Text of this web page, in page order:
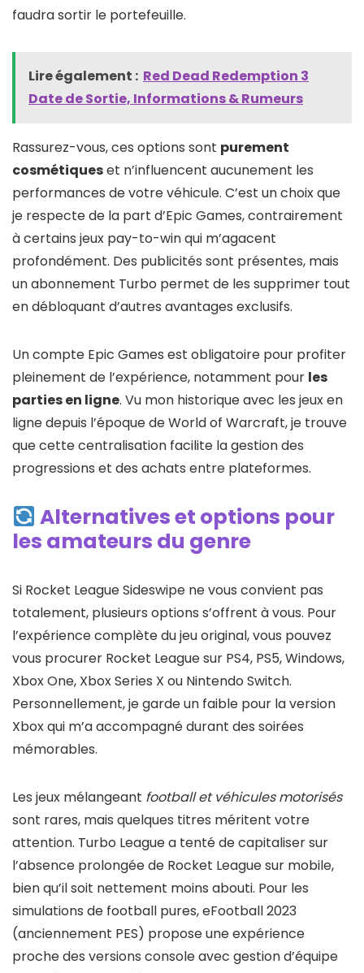
faudra sortir le portefeuille.
Lire également : Red Dead Redemption 3
Date de Sortie, Informations & Rumeurs
Rassurez-vous, ces options sont purement
cosmétiqueset n’influencent aucunement les
performances de votre véhicule. C’est un choix que
je respecte de la part d’Epic Games, contrairement
à certains jeux pay-to-win qui m’agacent
profondément. Des publicités sont présentes, mais
un abonnement Turbo permet de les supprimer tout
en débloquant d’autres avantages exclusifs.
Un compte Epic Games est obligatoire pour profiter
pleinement de l’expérience, notamment pour les
parties en ligne. Vu mon historique avec les jeux en
ligne depuis l’époque de World of Warcraft, je trouve
que cette centralisation facilite la gestion des
progressions et des achats entre plateformes.
Alternatives et options pour
les amateurs du genre
Si Rocket League Sideswipe ne vous convient pas
totalement, plusieurs options s’offrent à vous. Pour
l’expérience complète du jeu original, vous pouvez
vous procurer Rocket League sur PS4, PS5, Windows,
Xbox One, Xbox Series X ou Nintendo Switch.
Personnellement, je garde un faible pour la version
Xbox qui m’a accompagné durant des soirées
mémorables.
Les jeux mélangeant football et véhicules motorisés
sont rares, mais quelques titres méritent votre
attention. Turbo League a tenté de capitaliser sur
l’absence prolongée de Rocket League sur mobile,
bien qu’il soit nettement moins abouti. Pour les
simulations de football pures, eFootball 2023
(anciennement PES) propose une expérience
proche des versions console avec gestion d’équipe